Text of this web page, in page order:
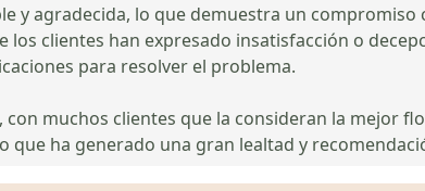
y agradecida, lo que demuestra un compromiso
clientes han expresado insatisfacción o
para resolver el problema.
muchos clientes que la consideran la mejor
ha generado una gran lealtad y